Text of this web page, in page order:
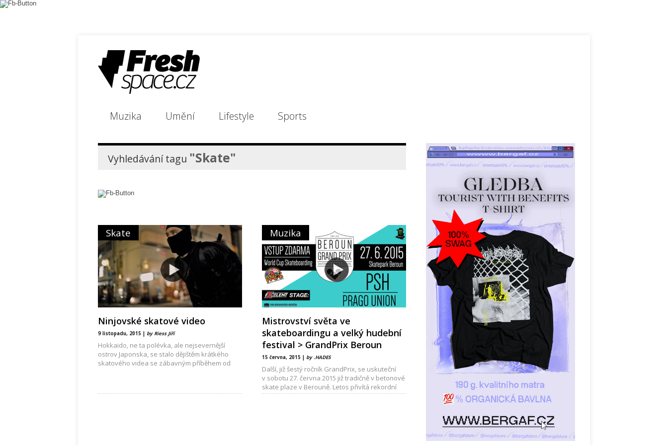
Muzika Umění Lifestyle Sports
Vyhledávání tagu "Skate"
Skate
Ninjovské skatové video
9 listopadu, 2015 | by Riess Jiří
Hokkaido, ne ta polévka, ale nejsevernější
ostrov Japonska, se stalo dějištěm krátkého
skatového videa se zábavným příběhem od
Muzika
Mistrovství světa ve
skateboardingu a velký hudební
festival > GrandPrix Beroun
15 června, 2015 | by .HADES
Další, již šestý ročník GrandPrix, se uskuteční
v sobotu 27. června 2015 již tradičně v betonové
skate plaze v Berouně. Letos přivítá rekordní
počet